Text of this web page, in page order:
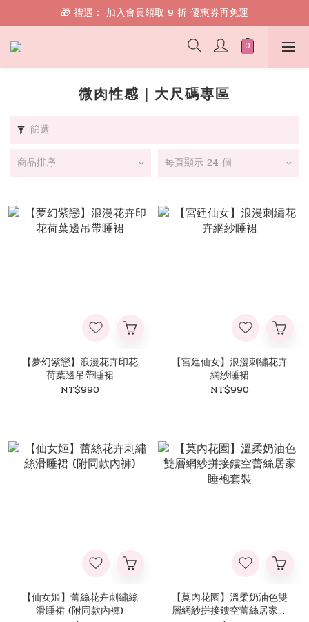
🎁 禮遇： 加入會員領取 9 折 優惠券再免運
🎁 禮遇： 加入會員領取 9 折 優惠券再免運
📱 綁定 LINE 好友，現領 $100 購物金！
🎁 禮遇： 加入會員領取 9 折 優惠券再免運
微肉性感｜大尺碼專區
篩選
商品排序 每頁顯示 24 個
【夢幻紫戀】浪漫花卉印花
荷葉邊吊帶睡裙
NT$990
【宮廷仙女】浪漫刺繡花卉
網紗睡裙
NT$990
【仙女姬】蕾絲花卉刺繡絲
滑睡裙 (附同款內褲)
【莫內花園】溫柔奶油色雙
層網紗拼接鏤空蕾絲居家睡